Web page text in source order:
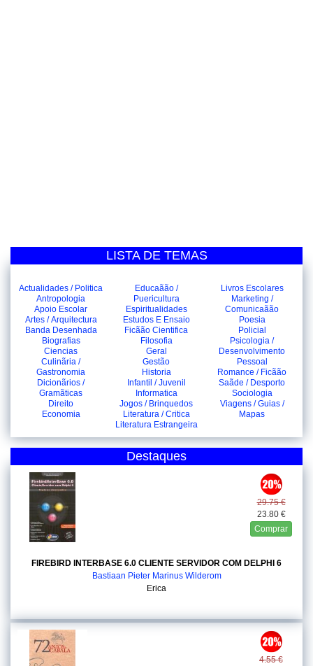
LISTA DE TEMAS
Actualidades / Politica
Antropologia
Apoio Escolar
Artes / Arquitectura
Banda Desenhada
Biografias
Ciencias
Culinãria /
Gastronomia
Dicionãrios /
Gramãticas
Direito
Economia
Educaãão /
Puericultura
Espiritualidades
Estudos E Ensaio
Ficãão Cientifica
Filosofia
Geral
Gestão
Historia
Infantil / Juvenil
Informatica
Jogos / Brinquedos
Literatura / Critica
Literatura Estrangeira
Livros Escolares
Marketing /
Comunicaãão
Poesia
Policial
Psicologia /
Desenvolvimento
Pessoal
Romance / Ficãão
Saãde / Desporto
Sociologia
Viagens / Guias /
Mapas
Destaques
29.75 €
23.80 €
Comprar
FIREBIRD INTERBASE 6.0 CLIENTE SERVIDOR COM DELPHI 6
Bastiaan Pieter Marinus Wilderom
Erica
4.55 €